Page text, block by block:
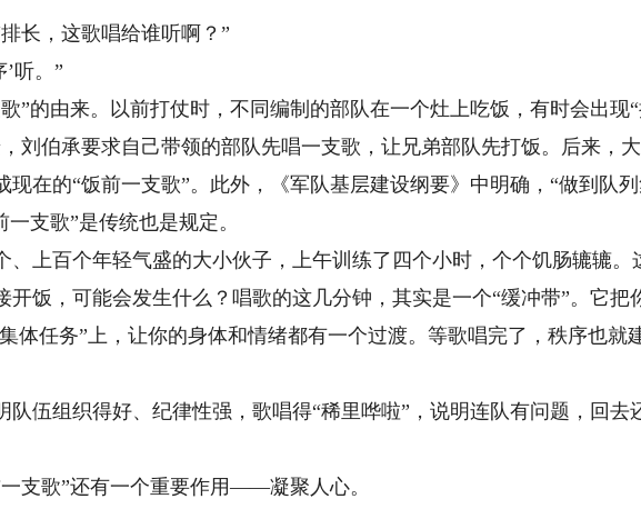
，这歌唱给谁听啊？”
听。”
的由来。以前打仗时，不同编制的部队在一个灶上吃饭，有时会出现“
刘伯承要求自己带领的部队先唱一支歌，让兄弟部队先打饭。后来，
现在的“饭前一支歌”。此外，《军队基层建设纲要》中明确，“做到队
支歌”是传统也是规定。
上百个年轻气盛的大小伙子，上午训练了四个小时，个个饥肠辘辘。
开饭，可能会发生什么？唱歌的这几分钟，其实是一个“缓冲带”。它把
体任务”上，让你的身体和情绪都有一个过渡。等歌唱完了，秩序也就
伍组织得好、纪律性强，歌唱得“稀里哗啦”，说明连队有问题，回去
歌”还有一个重要作用——凝聚人心。